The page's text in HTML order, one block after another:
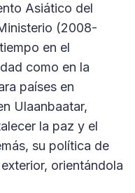
Asiático del
(2008-
en el
como en la
países en
Ulaanbaatar,
la paz y el
su política de
orientándola